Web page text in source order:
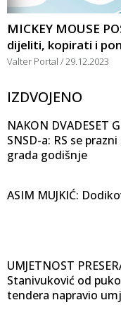
MICKEY MOUSE
dijeliti, kopirati i
Valter Portal 29.12.2023
IZDVOJENO
NAKON DVADESET
SNSD-a: RS se
grada godišnje
ASIM MUJKIĆ:
UMJETNOST
Stanivuković od
tendera napravio